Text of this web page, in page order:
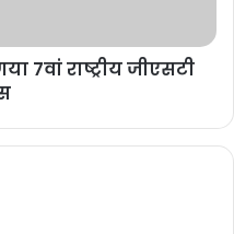
7वां राष्ट्रीय जीएसटी